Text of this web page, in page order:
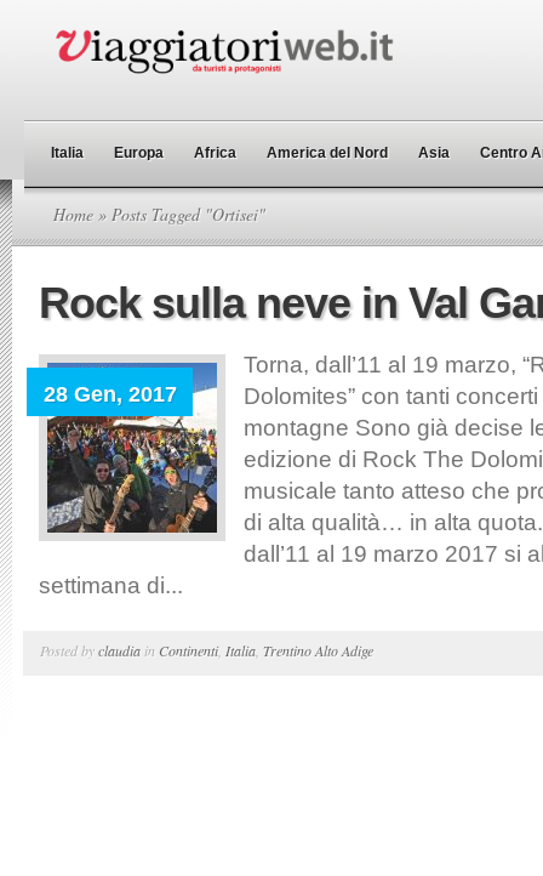
Italia Europa Africa America del Nord Asia Centro
Home » Posts Tagged "Ortisei"
Rock sulla neve in Val
28 Gen, 2017
Torna, dall’11 al 19 marzo,
Dolomites” con tanti
montagne Sono già decise
edizione di Rock The
musicale tanto atteso che
di alta qualità… in alta
dall’11 al 19 marzo 2017 si
settimana di...
Posted byclaudia in Continenti, Italia Trentino Alto Adige